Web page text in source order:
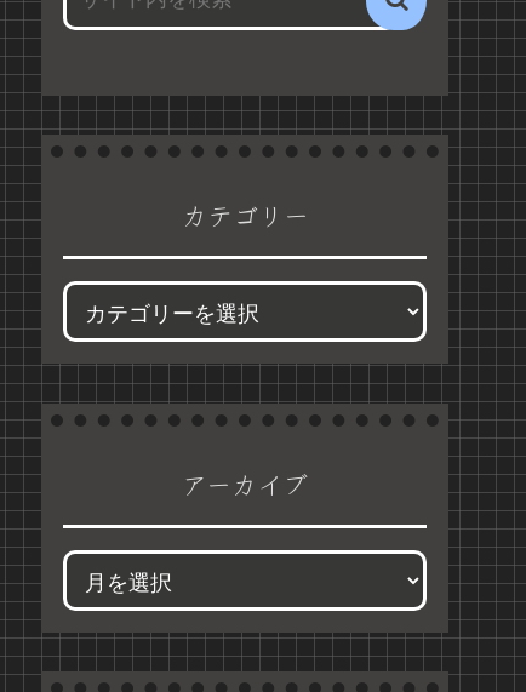
カテゴリー
アーカイブ